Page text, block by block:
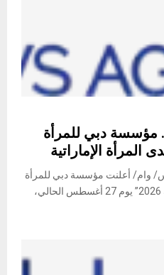
مؤسسة دبي للمرأة
المرأة الإماراتية
دبي في 3 أغسطس/ وام/ أعلنت مؤسسة دبي للمرأة
عن تنظيم “منتدى المرأة الإماراتية 2026” يوم 27 أغسطس الحالي،